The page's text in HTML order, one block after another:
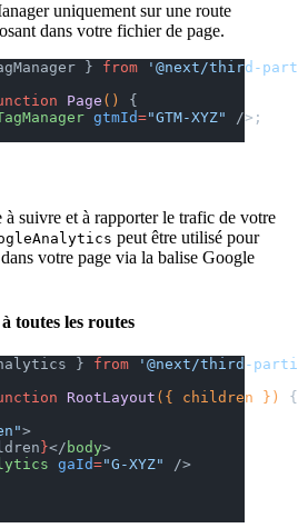
uniquement sur une route
dans votre fichier de page.
} from '@next/third-
Page () {
gtmId="GTM-XYZ"
/>;
suivre et à rapporter le trafic de votre
peut être utilisé pour
votre page via la balise Google
toutes les routes
} from '@next/third-
RootLayout ({ children }) {
>
}</ body>
gaId="G-XYZ"
/>